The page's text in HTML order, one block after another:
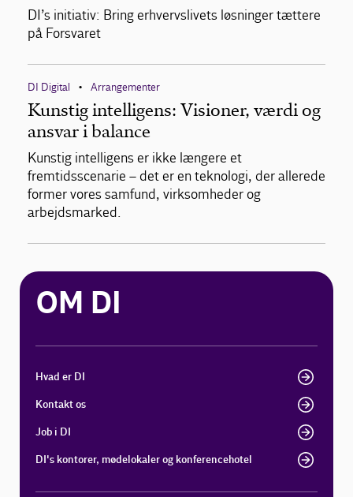
DI’s initiativ: Bring erhvervslivets løsninger tættere
på Forsvaret
DI Digital • Arrangementer
Kunstig intelligens: Visioner, værdi og
ansvar i balance
Kunstig intelligens er ikke længere et
fremtidsscenarie – det er en teknologi, der allerede
former vores samfund, virksomheder og
arbejdsmarked.
OM DI
Hvad er DI
Kontakt os
Job i DI
DI's kontorer, mødelokaler og konferencehotel